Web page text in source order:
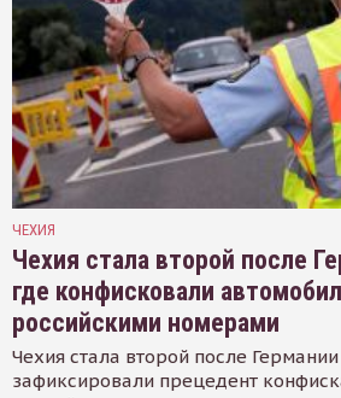
ЧЕХИЯ
Чехия стала второй после
где конфисковали
российскими номерами
Чехия стала второй после
зафиксировали прецедент